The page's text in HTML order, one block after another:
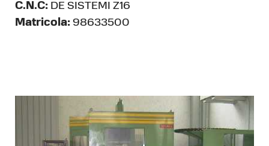
C.N.C: DE SISTEMI Z16
Matricola: 98633500